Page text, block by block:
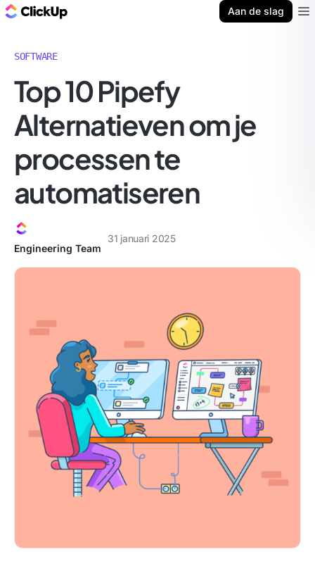
Aan de slag
SOFTWARE
Top 10 Pipefy
Alternatieven om je
processen te
automatiseren
Engineering Team
31 januari 2025